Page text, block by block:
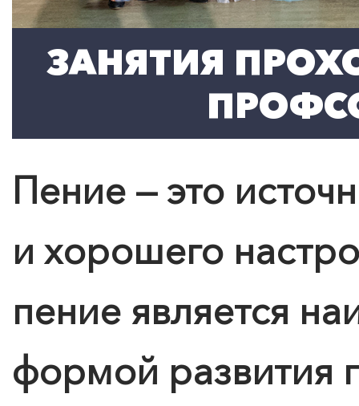
ЗАНЯТИЯ
Пение — это
и хорошего
пение является
формой развития